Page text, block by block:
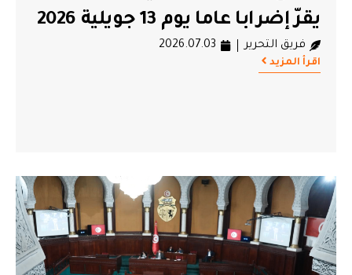
يقرّ إضرابا عاما يوم 13 جويلية 2026
فريق التحرير 2026.07.03
اقرأ المزيد